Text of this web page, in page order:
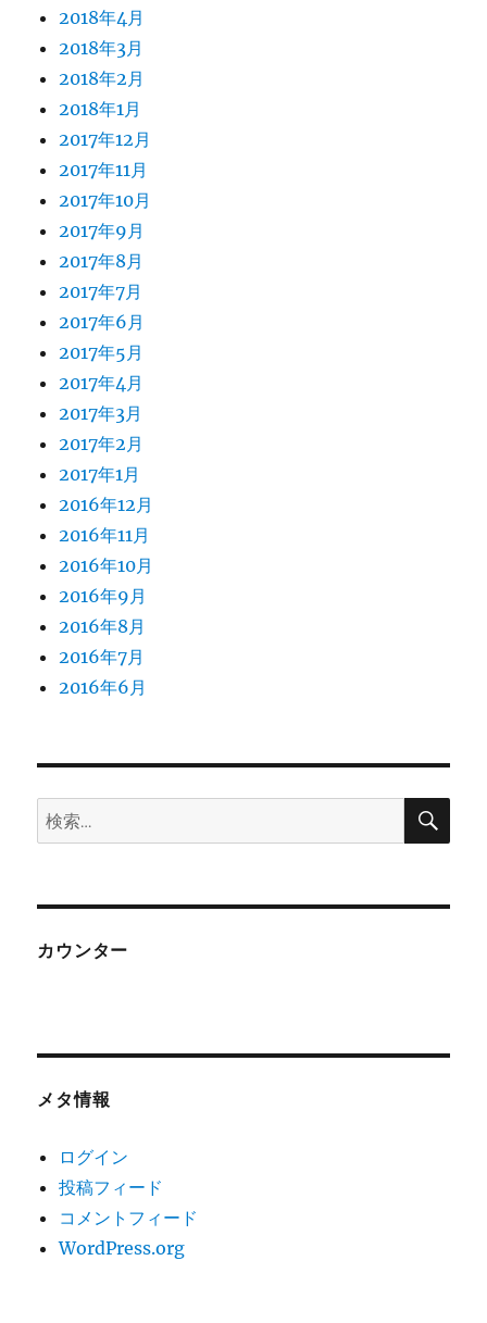
2018年4月
2018年3月
2018年2月
2018年1月
2017年12月
2017年11月
2017年10月
2017年9月
2017年8月
2017年7月
2017年6月
2017年5月
2017年4月
2017年3月
2017年2月
2017年1月
2016年12月
2016年11月
2016年10月
2016年9月
2016年8月
2016年7月
2016年6月
検
索:
検
カウンター
メタ情報
ログイン
投稿フィード
コメントフィード
WordPress.org